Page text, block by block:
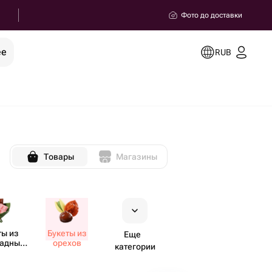
Фото до доставки
RUB
Товары Магазины
из
Букеты из
орехов
Еще
категории